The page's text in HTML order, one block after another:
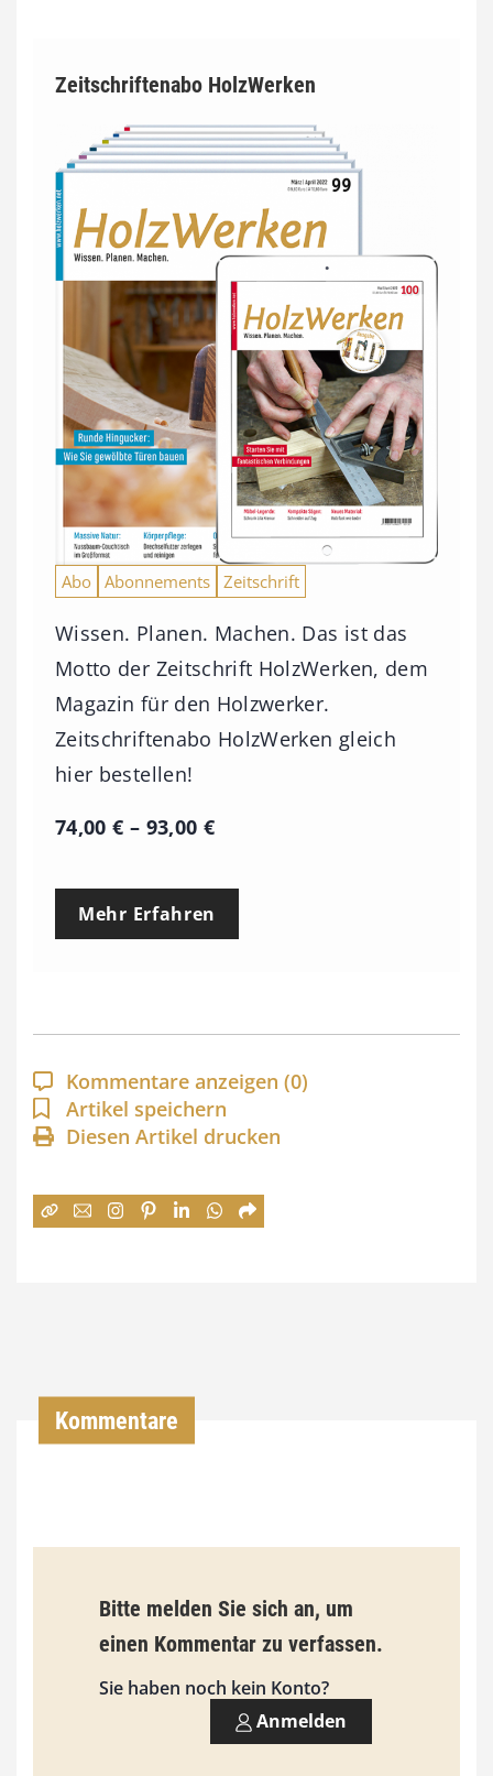
Zeitschriftenabo HolzWerken
Abo Abonnements Zeitschrift
Wissen. Planen. Machen. Das ist das
Motto der Zeitschrift HolzWerken, dem
Magazin für den Holzwerker.
Zeitschriftenabo HolzWerken gleich
hier bestellen!
74,00€ – 93,00 €P
e
p
a
n
n
:
9
3
0
0
Mehr Erfahren
Kommentare anzeigen (0)
Artikel speichern
Diesen Artikel drucken
Kommentare
Bitte melden Sie sich an, um
einen Kommentar zu verfassen.
Sie haben noch kein Konto?
Anmelden